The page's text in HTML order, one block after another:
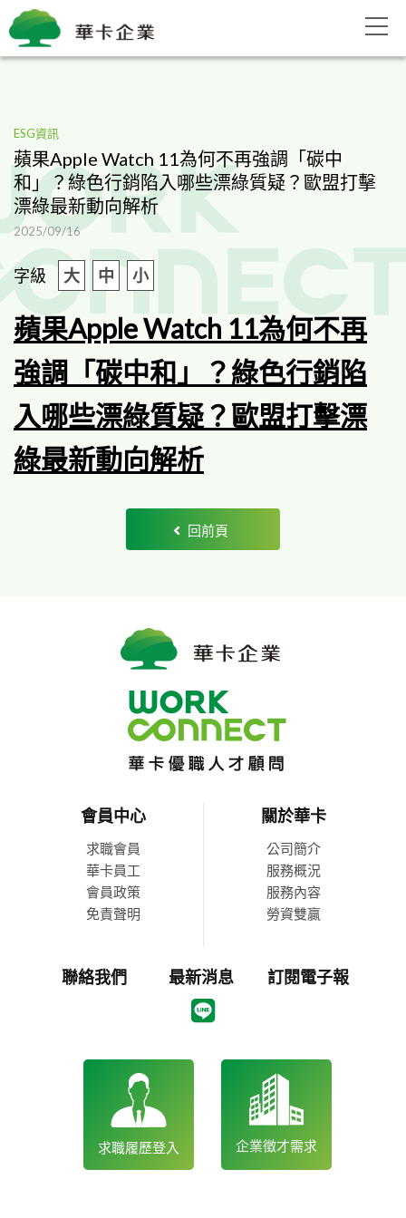
ESG資訊
蘋果Apple Watch 11為何不再強調「碳中
和」？綠色行銷陷入哪些漂綠質疑？歐盟打擊
漂綠最新動向解析
2025/09/16
字級 大 中 小
蘋果Apple Watch 11為何不再
強調「碳中和」？綠色行銷陷
入哪些漂綠質疑？歐盟打擊漂
綠最新動向解析
回前頁
會員中心
求職會員
華卡員工
會員政策
免責聲明
關於華卡
公司簡介
服務概況
服務內容
勞資雙贏
聯絡我們 最新消息 訂閱電子報
求職履歷登入 企業徵才需求